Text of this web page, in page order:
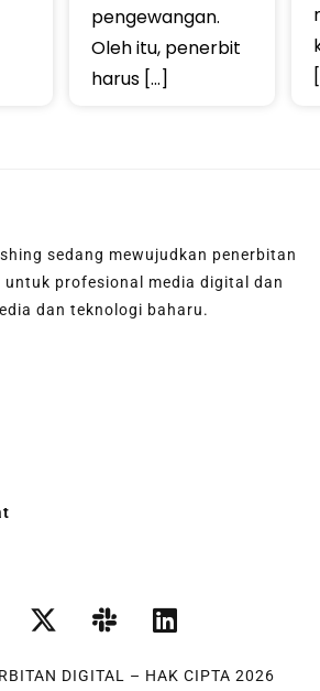
pengewangan.
Oleh itu, penerbit
harus […]
sedang mewujudkan penerbitan
profesional media digital dan
dan teknologi baharu.
DIGITAL – HAK CIPTA 2026